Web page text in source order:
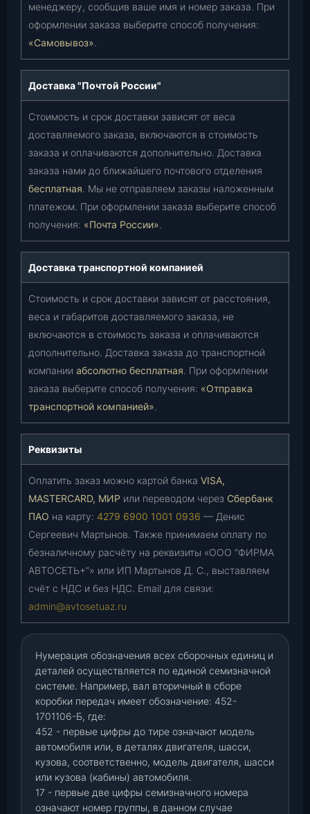
менеджеру, сообщив ваше имя и номер заказа. При
оформлении заказа выберите способ получения:
«Самовывоз».
Доставка "Почтой России"
Стоимость и срок доставки зависят от веса
доставляемого заказа, включаются в стоимость
заказа и оплачиваются дополнительно. Доставка
заказа нами до ближайшего почтового отделения
бесплатная. Мы не отправляем заказы наложенным
платежом. При оформлении заказа выберите способ
получения: «Почта России».
Доставка транспортной компанией
Стоимость и срок доставки зависят от расстояния,
веса и габаритов доставляемого заказа, не
включаются в стоимость заказа и оплачиваются
дополнительно. Доставка заказа до транспортной
компании абсолютно бесплатная. При оформлении
заказа выберите способ получения: «Отправка
транспортной компанией».
Реквизиты
Оплатить заказ можно картой банка VISA,
MASTERCARD, МИР или переводом через Сбербанк
ПАО на карту: 4279 6900 1001 0936 — Денис
Сергеевич Мартынов. Также принимаем оплату по
безналичному расчёту на реквизиты «ООО “ФИРМА
АВТОСЕТЬ+”» или ИП Мартынов Д. С., выставляем
счёт с НДС и без НДС. Email для связи:
admin@avtosetuaz.ru
Нумерация обозначения всех сборочных единиц и
деталей осуществляется по единой семизначной
системе. Например, вал вторичный в сборе
коробки передач имеет обозначение: 452-
1701106-Б, где:
452 - первые цифры до тире означают модель
автомобиля или, в деталях двигателя, шасси,
кузова, соответственно, модель двигателя, шасси
или кузова (кабины) автомобиля.
17 - первые две цифры семизначного номера
означают номер группы, в данном случае